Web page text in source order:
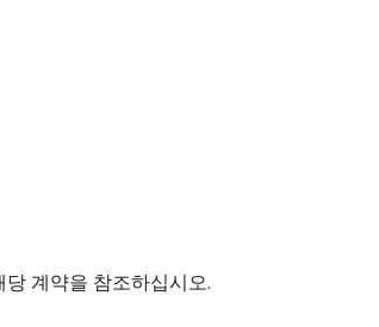
계약을 참조하십시오.